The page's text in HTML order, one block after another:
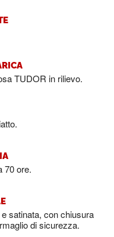
TUDOR in rilievo.
70 ore.
satinata, con chiusura
di sicurezza.